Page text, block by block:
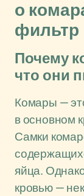
о
фильтр
Почему
что они
Комары —
в основном
Самки
яйца.
кровью —